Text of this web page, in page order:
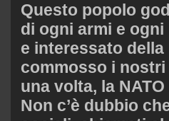
Questo popolo
di ogni armi e
e interessato
commosso i
una volta, la
Non c’è dubbio